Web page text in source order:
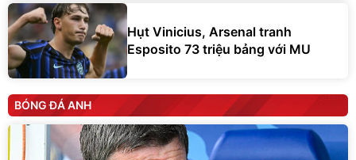
Hụt Vinicius, Arsenal tranh
Esposito 73 triệu bảng với MU
BÓNG ĐÁ ANH